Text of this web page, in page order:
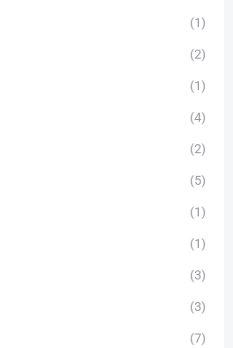
(1)
(2)
(1)
(4)
(2)
(5)
(1)
(1)
(3)
(3)
(7)